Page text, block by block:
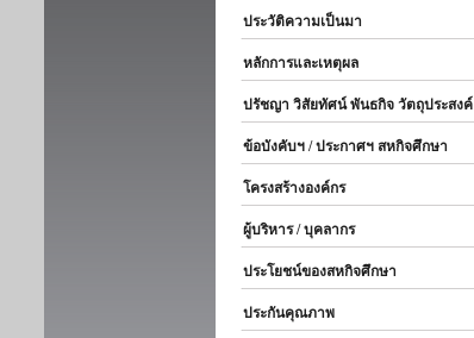
ประวัติความเป็นมา
หลักการและเหตุผล
ปรัชญา วิสัยทัศน์ พันธกิจ วัตถุประสงค์
ข้อบังคับฯ / ประกาศฯ สหกิจศึกษา
โครงสร้างองค์กร
ผู้บริหาร / บุคลากร
ประโยชน์ของสหกิจศึกษา
ประกันคุณภาพ